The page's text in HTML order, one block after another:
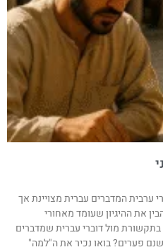
המדברים עברית מצויינת אך
את ההיגיון שעומד מאחורי
מול דוברי עברית שמדברים
פערים? בואו נכיר את ה"למה"